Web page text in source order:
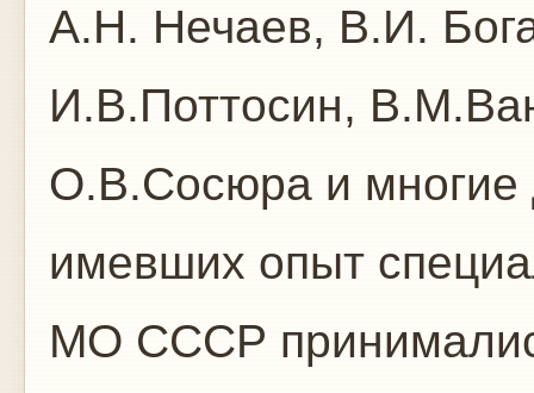
А.Н. Нечаев, В.И.
И.В.Поттосин,
О.В.Сосюра и многие
имевших опыт
МО СССР